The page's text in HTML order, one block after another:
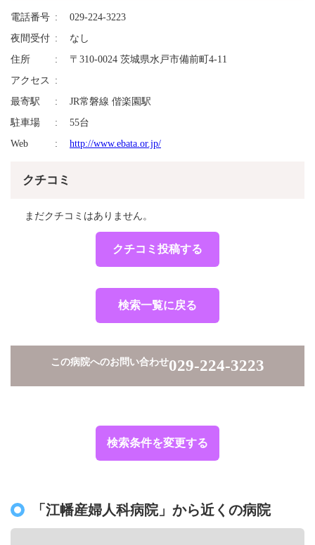
検索条件を変更する
電話番号
029-224-3223
夜間受付
なし
住所
〒310-0024 茨城県水戸市備前町4-11
アクセス
最寄駅
JR常磐線 偕楽園駅
駐車場
55台
Web
http://www.ebata.or.jp/
クチコミ
まだクチコミはありません。
クチコミ投稿する
検索一覧に戻る
この病院へのお問い合わせ029-224-3223
「江幡産婦人科病院」から近くの病院